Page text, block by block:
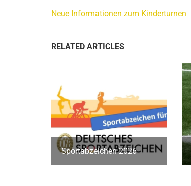
Neue Informationen zum Kinderturnen
RELATED ARTICLES
Sportabzeichen 2026